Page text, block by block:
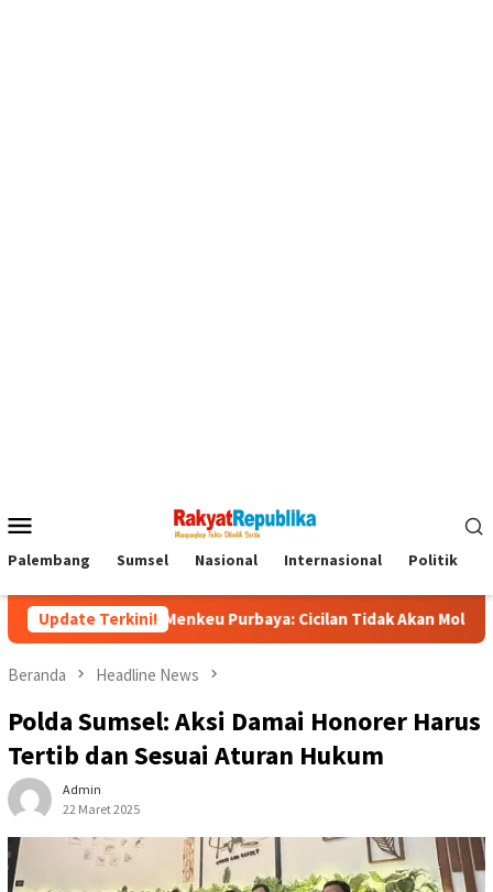
Mobile
Palembang Sumsel Nasional Internasional Politik
Update Terkini!
Menkeu Purbaya: Cicilan Tidak Akan Molor Dorong
Beranda Headline News
Polda Sumsel: Aksi Damai Honorer Harus
Tertib dan Sesuai Aturan Hukum
Admin
22 Maret 2025